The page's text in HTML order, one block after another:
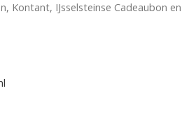
Kontant, IJsselsteinse Cadeaubon en